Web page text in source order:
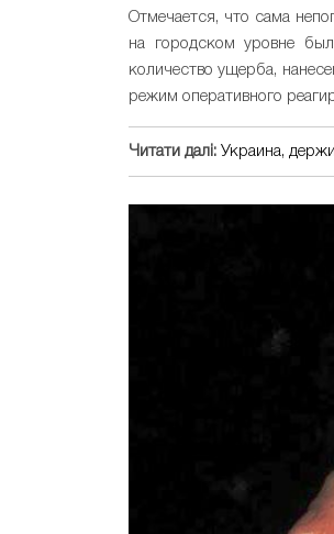
Отмечается, что сама
на городском уровне
количество ущерба,
режим оперативного
Читати далі: Украина,